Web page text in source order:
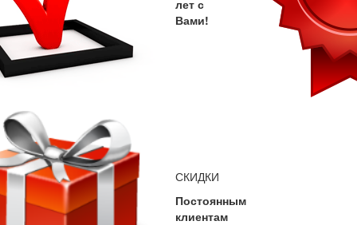
лет с
Вами!
СКИДКИ
Постоянным
клиентам